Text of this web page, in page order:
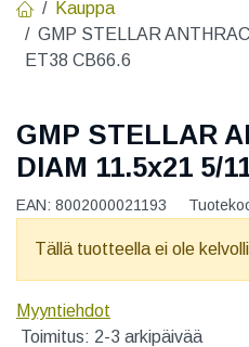
Kauppa
GMP STELLAR
ET38 CB66.6
GMP STELLAR
DIAM 11.5x21 5/
EAN: 8002000021193
Tällä tuotteella ei ole
Myyntiehdot
Toimitus: 2-3 arkipäivää